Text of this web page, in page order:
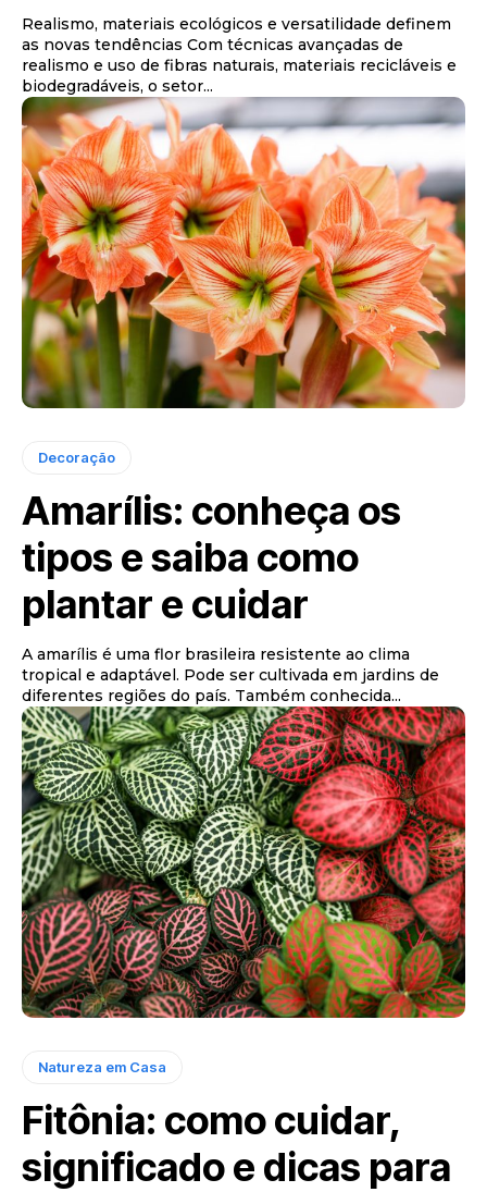
Realismo, materiais ecológicos e versatilidade definem
as novas tendências Com técnicas avançadas de
realismo e uso de fibras naturais, materiais recicláveis e
biodegradáveis, o setor...
Decoração
Amarílis: conheça os
tipos e saiba como
plantar e cuidar
A amarílis é uma flor brasileira resistente ao clima
tropical e adaptável. Pode ser cultivada em jardins de
diferentes regiões do país. Também conhecida...
Natureza em Casa
Fitônia: como cuidar,
significado e dicas para